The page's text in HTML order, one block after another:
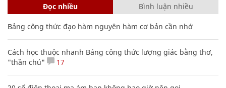
Đọc nhiều Bình luận nhiều
Bảng công thức đạo hàm nguyên hàm cơ bản cần nhớ
Cách học thuộc nhanh Bảng công thức lượng giác bằng thơ,
"thần chú"
17